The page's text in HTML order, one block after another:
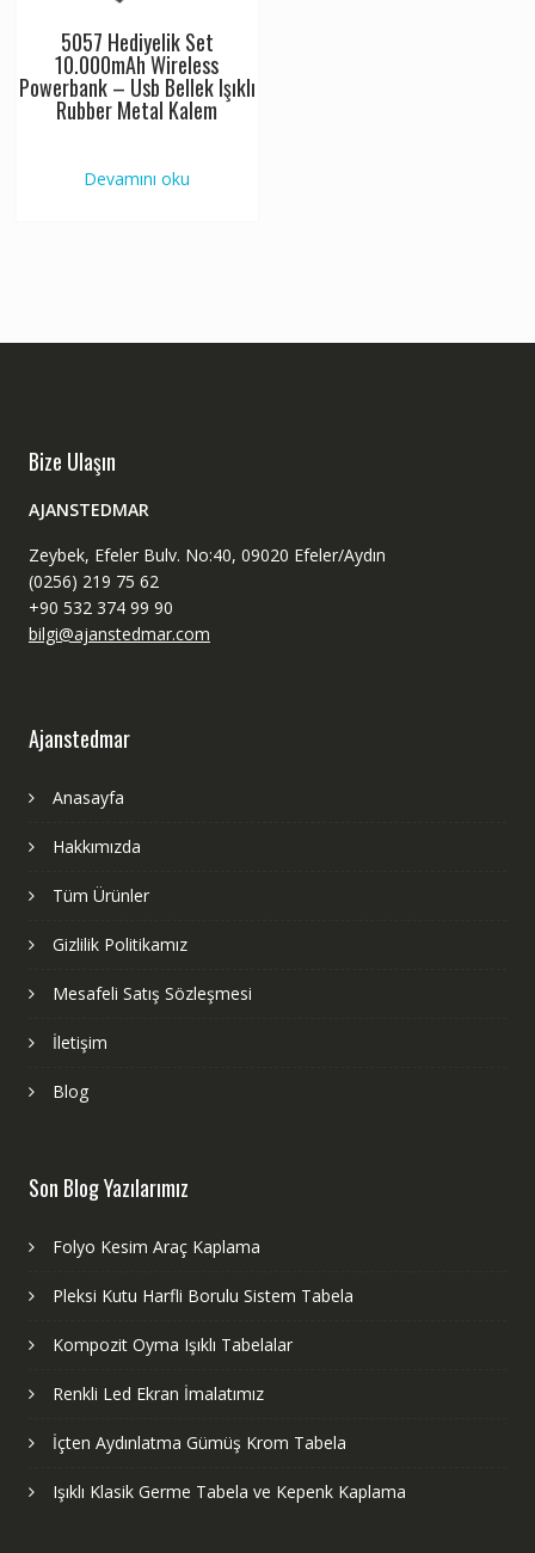
5057 Hediyelik Set
10.000mAh Wireless
Powerbank – Usb Bellek Işıklı
Rubber Metal Kalem
Devamını oku
Bize Ulaşın
AJANSTEDMAR
Zeybek, Efeler Bulv. No:40, 09020 Efeler/Aydın
(0256) 219 75 62
+90 532 374 99 90
bilgi@ajanstedmar.com
Ajanstedmar
Anasayfa
Hakkımızda
Tüm Ürünler
Gizlilik Politikamız
Mesafeli Satış Sözleşmesi
İletişim
Blog
Son Blog Yazılarımız
Folyo Kesim Araç Kaplama
Pleksi Kutu Harfli Borulu Sistem Tabela
Kompozit Oyma Işıklı Tabelalar
Renkli Led Ekran İmalatımız
İçten Aydınlatma Gümüş Krom Tabela
Işıklı Klasik Germe Tabela ve Kepenk Kaplama